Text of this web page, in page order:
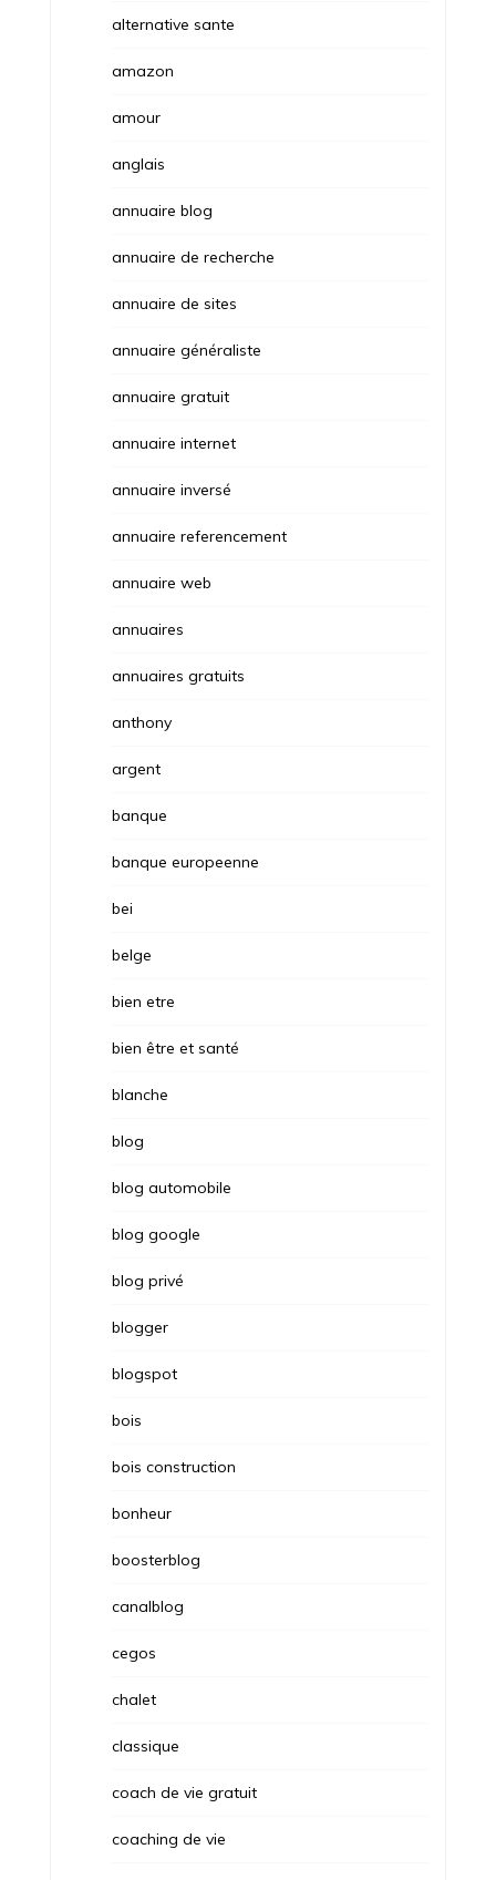
alternative sante
amazon
amour
anglais
annuaire blog
annuaire de recherche
annuaire de sites
annuaire généraliste
annuaire gratuit
annuaire internet
annuaire inversé
annuaire referencement
annuaire web
annuaires
annuaires gratuits
anthony
argent
banque
banque europeenne
bei
belge
bien etre
bien être et santé
blanche
blog
blog automobile
blog google
blog privé
blogger
blogspot
bois
bois construction
bonheur
boosterblog
canalblog
cegos
chalet
classique
coach de vie gratuit
coaching de vie